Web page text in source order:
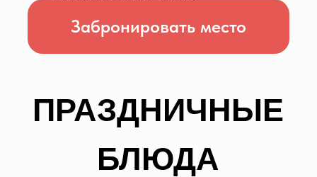
свидания и феерических праздников
в большой компании. Также мы
поможем в организации деловых